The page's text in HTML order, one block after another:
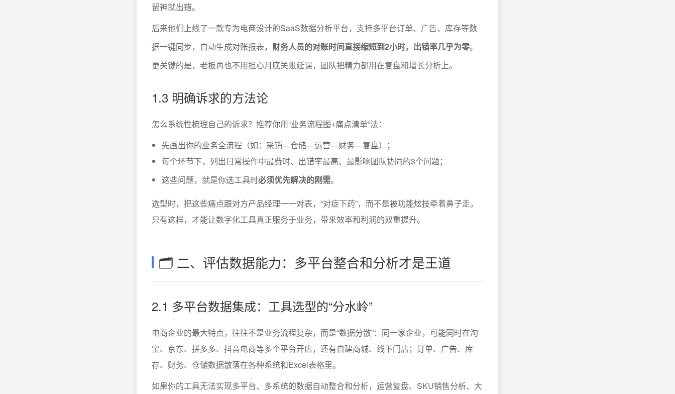
留神就出错。
后来他们上线了一款专为电商设计的SaaS数据分析平台，支持多平台订单、广告、库存等数
据一键同步，自动生成对账报表， 财务人员的对账时间直接缩短到2小时，出错率几乎为零。
更关键的是，老板再也不用担心月底关账延误，团队把精力都用在复盘和增长分析上。
1.3 明确诉求的方法论
怎么系统性梳理自己的诉求？推荐你用“业务流程图+痛点清单”法：
先画出你的业务全流程（如：采销—仓储—运营—财务—复盘）；
每个环节下，列出日常操作中最费时、出错率最高、最影响团队协同的3个问题；
这些问题，就是你选工具时必须优先解决的刚需。
选型时，把这些痛点跟对方产品经理一一对表，“对症下药”，而不是被功能炫技牵着鼻子走。
只有这样，才能让数字化工具真正服务于业务，带来效率和利润的双重提升。
🗂 二、评估数据能力：多平台整合和分析才是王道
2.1 多平台数据集成：工具选型的“分水岭”
电商企业的最大特点，往往不是业务流程复杂，而是“数据分散”：同一家企业，可能同时在淘
宝、京东、拼多多、抖音电商等多个平台开店，还有自建商城、线下门店；订单、广告、库
存、财务、仓储数据散落在各种系统和Excel表格里。
如果你的工具无法实现多平台、多系统的数据自动整合和分析，运营复盘、SKU销售分析、大